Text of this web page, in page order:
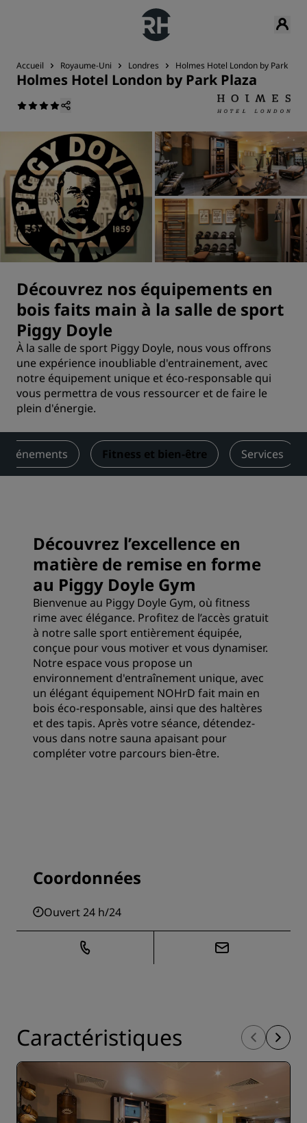
Accueil Royaume-Uni Londres Holmes Hotel London by Park
Holmes Hotel London by Park Plaza
Découvrez nos équipements en
bois faits main à la salle de sport
Piggy Doyle
À la salle de sport Piggy Doyle, nous vous offrons
une expérience inoubliable d'entrainement, avec
notre équipement unique et éco-responsable qui
vous permettra de vous ressourcer et de faire le
plein d'énergie.
événements Fitness et bien-être Services
Découvrez l’excellence en
matière de remise en forme
au Piggy Doyle Gym
Bienvenue au Piggy Doyle Gym, où fitness
rime avec élégance. Profitez de l’accès gratuit
à notre salle sport entièrement équipée,
conçue pour vous motiver et vous dynamiser.
Notre espace vous propose un
environnement d'entraînement unique, avec
un élégant équipement NOHrD fait main en
bois éco-responsable, ainsi que des haltères
et des tapis. Après votre séance, détendez-
vous dans notre sauna apaisant pour
compléter votre parcours bien-être.
Coordonnées
Ouvert 24 h/24
Caractéristiques